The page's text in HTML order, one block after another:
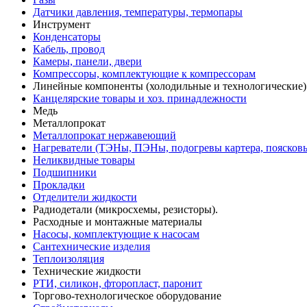
Датчики давления, температуры, термопары
Инструмент
Конденсаторы
Кабель, провод
Камеры, панели, двери
Компрессоры, комплектующие к компрессорам
Линейные компоненты (холодильные и технологические)
Канцелярские товары и хоз. принадлежности
Медь
Металлопрокат
Металлопрокат нержавеющий
Нагреватели (ТЭНы, ПЭНы, подогревы картера,
Неликвидные товары
Подшипники
Прокладки
Отделители жидкости
Радиодетали (микросхемы, резисторы).
Расходные и монтажные материалы
Насосы, комплектующие к насосам
Сантехнические изделия
Теплоизоляция
Технические жидкости
РТИ, силикон, фторопласт, паронит
Торгово-технологическое оборудование